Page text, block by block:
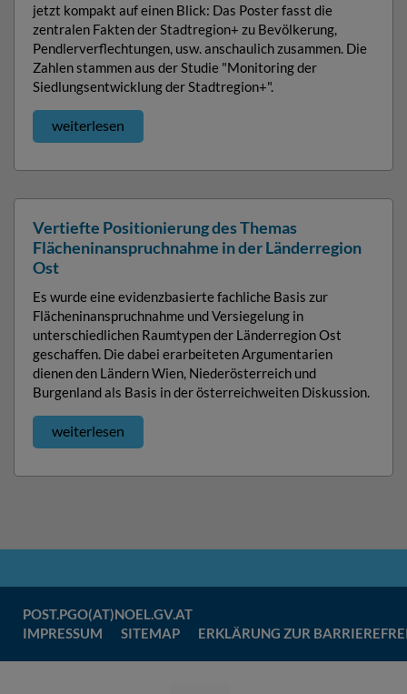
jetzt kompakt auf einen Blick: Das Poster fasst die
zentralen Fakten der Stadtregion+ zu Bevölkerung,
Pendlerverflechtungen, usw. anschaulich zusammen. Die
Zahlen stammen aus der Studie "Monitoring der
Siedlungsentwicklung der Stadtregion+".
weiterlesen
Vertiefte Positionierung des Themas
Flächeninanspruchnahme in der Länderregion
Ost
Es wurde eine evidenzbasierte fachliche Basis zur
Flächeninanspruchnahme und Versiegelung in
unterschiedlichen Raumtypen der Länderregion Ost
geschaffen. Die dabei erarbeiteten Argumentarien
dienen den Ländern Wien, Niederösterreich und
Burgenland als Basis in der österreichweiten Diskussion.
weiterlesen
Kontakt
und
KONTAKT:
POST.PGO(AT)NOEL.GV.AT
MENÜ:
IMPRESSUM SITEMAP ERKLÄRUNG ZUR